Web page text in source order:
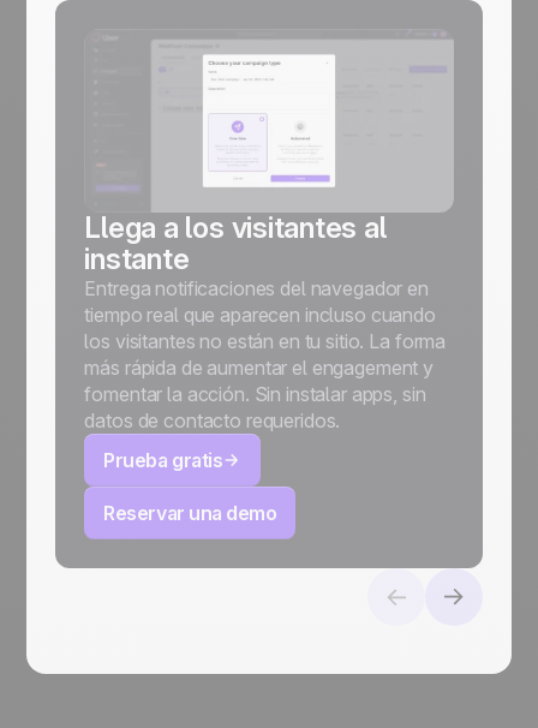
Llega a los visitantes al
instante
Entrega notificaciones del navegador en
tiempo real que aparecen incluso cuando
los visitantes no están en tu sitio. La forma
más rápida de aumentar el engagement y
fomentar la acción. Sin instalar apps, sin
datos de contacto requeridos.
Prueba gratis
Reservar una demo